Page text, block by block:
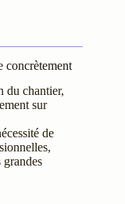
concrètement
du chantier,
sur
de